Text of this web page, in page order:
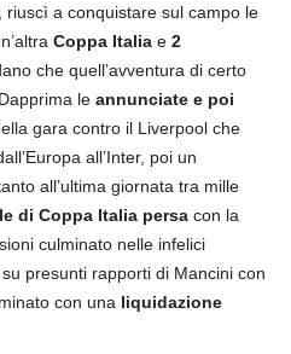
, riuscì a conquistare sul campo le
Coppa Italia e 2
che quell’avventura di certo
le annunciate e poi
gara contro il Liverpool che
all’Inter, poi un
all’ultima giornata tra mille
di Coppa Italia persa con la
culminato nelle infelici
presunti rapporti di Mancini con
con una liquidazione